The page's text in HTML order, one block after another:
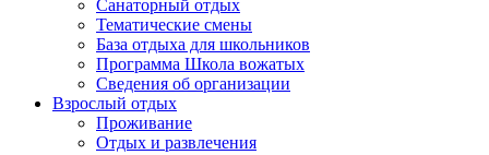
Санаторный отдых
Тематические смены
База отдыха для школьников
Программа Школа вожатых
Cведения об организации
Взрослый отдых
Проживание
Отдых и развлечения